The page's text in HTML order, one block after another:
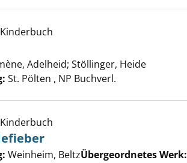
Esel anzeigen
Kinderbuch
Adelheid; Stöllinger, Heide
St. Pölten , NP Buchverl.
02.; Im Pferdefieber anzeigen
Kinderbuch
Verfasser
Weinheim, BeltzÜbergeordnetes Werk: